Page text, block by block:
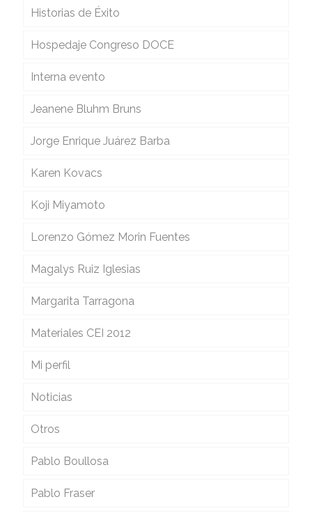
Historias de Éxito
Hospedaje Congreso DOCE
Interna evento
Jeanene Bluhm Bruns
Jorge Enrique Juárez Barba
Karen Kovacs
Koji Miyamoto
Lorenzo Gómez Morin Fuentes
Magalys Ruiz Iglesias
Margarita Tarragona
Materiales CEI 2012
Mi perfil
Noticias
Otros
Pablo Boullosa
Pablo Fraser